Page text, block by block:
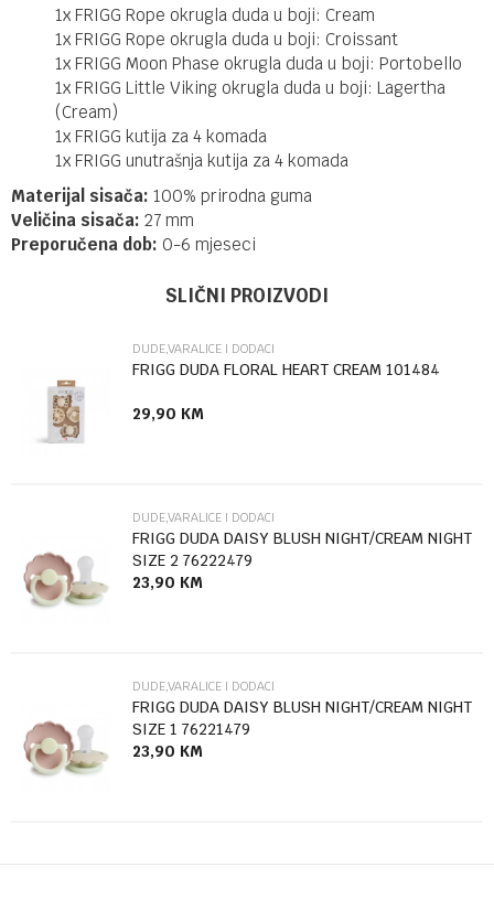
1x FRIGG Rope okrugla duda u boji: Cream
1x FRIGG Rope okrugla duda u boji: Croissant
1x FRIGG Moon Phase okrugla duda u boji: Portobello
1x FRIGG Little Viking okrugla duda u boji: Lagertha
(Cream)
1x FRIGG kutija za 4 komada
1x FRIGG unutrašnja kutija za 4 komada
Materijal sisača: 100% prirodna guma
Veličina sisača: 27 mm
Preporučena dob: 0-6 mjeseci
Dude,varalice i dodaci
Poruka
Anti-spam zaštita - izračunajte koliko je 4 + 1 :
SLIČNI PROIZVODI
DUDE,VARALICE I DODACI
FRIGG DUDA FLORAL HEART CREAM 101484
29,90 KM
DUDE,VARALICE I DODACI
FRIGG DUDA DAISY BLUSH NIGHT/CREAM NIGHT
SIZE 2 76222479
23,90 KM
DUDE,VARALICE I DODACI
FRIGG DUDA DAISY BLUSH NIGHT/CREAM NIGHT
SIZE 1 76221479
23,90 KM